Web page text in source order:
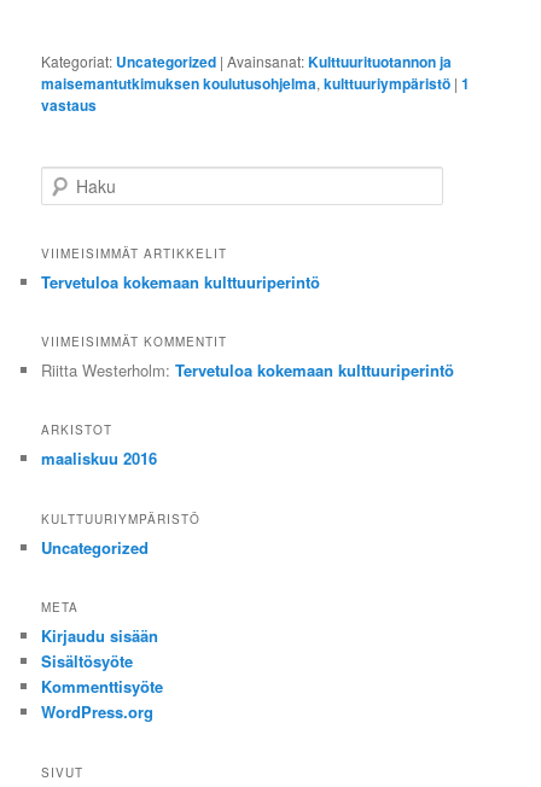
Kategoriat: Uncategorized |Avainsanat:Kulttuurituotannon ja
maisemantutkimuksen koulutusohjelma,kulttuuriympäristö |1
vastaus
a
u
VIIMEISIMMÄT ARTIKKELIT
Tervetuloa kokemaan kulttuuriperintö
VIIMEISIMMÄT KOMMENTIT
Riitta Westerholm:Tervetuloa kokemaan kulttuuriperintö
ARKISTOT
maaliskuu 2016
KULTTUURIYMPÄRISTÖ
Uncategorized
META
Kirjaudu sisään
Sisältösyöte
Kommenttisyöte
WordPress.org
SIVUT